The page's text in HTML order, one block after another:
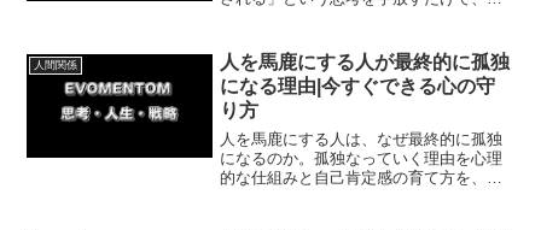
紹介していきます。
人間関係
人を馬鹿にする人が最終的に孤独
になる理由|今すぐできる心の守
り方
人を馬鹿にする人は、なぜ最終的に孤独
になるのか。孤独なっていく理由を心理
的な仕組みと自己肯定感の育て方を、毒